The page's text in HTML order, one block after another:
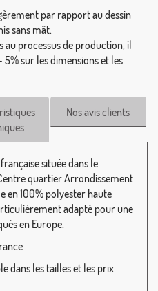
par rapport au dessin
sans mât.
au processus de production, il
sur les dimensions et les
Nos avis clients
située dans le
quartier Arrondissement
en 100% polyester haute
adapté pour une
en Europe.
dans les tailles et les prix